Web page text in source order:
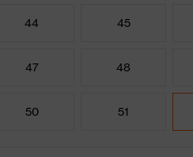
44 45
47 48
50 51